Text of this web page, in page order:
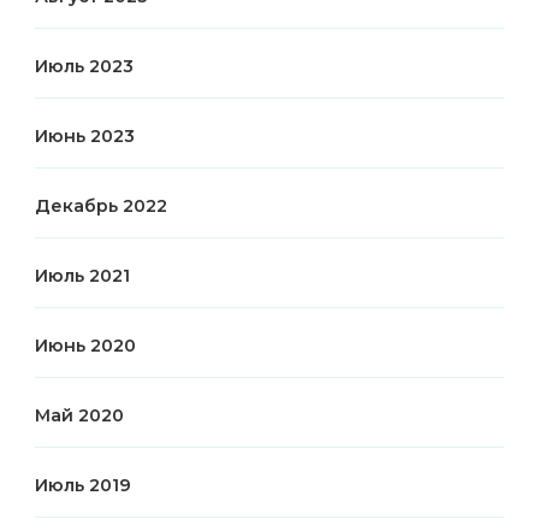
Июль 2023
Июнь 2023
Декабрь 2022
Июль 2021
Июнь 2020
Май 2020
Июль 2019